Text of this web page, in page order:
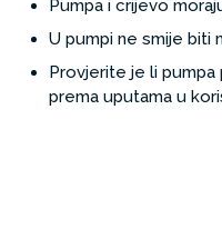
Pumpa i crijevo
U pumpi ne smije biti
Provjerite je li
prema uputama u